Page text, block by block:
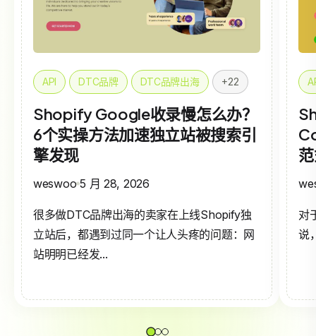
API DTC品牌 DTC品牌出海 +22
Shopify Google收录慢怎么办？
6个实操方法加速独立站被搜索引
擎发现
weswoo 5 月 28, 2026
很多做DTC品牌出海的卖家在上线Shopify独
立站后，都遇到过同一个让人头疼的问题：网
站明明已经发...
对
说